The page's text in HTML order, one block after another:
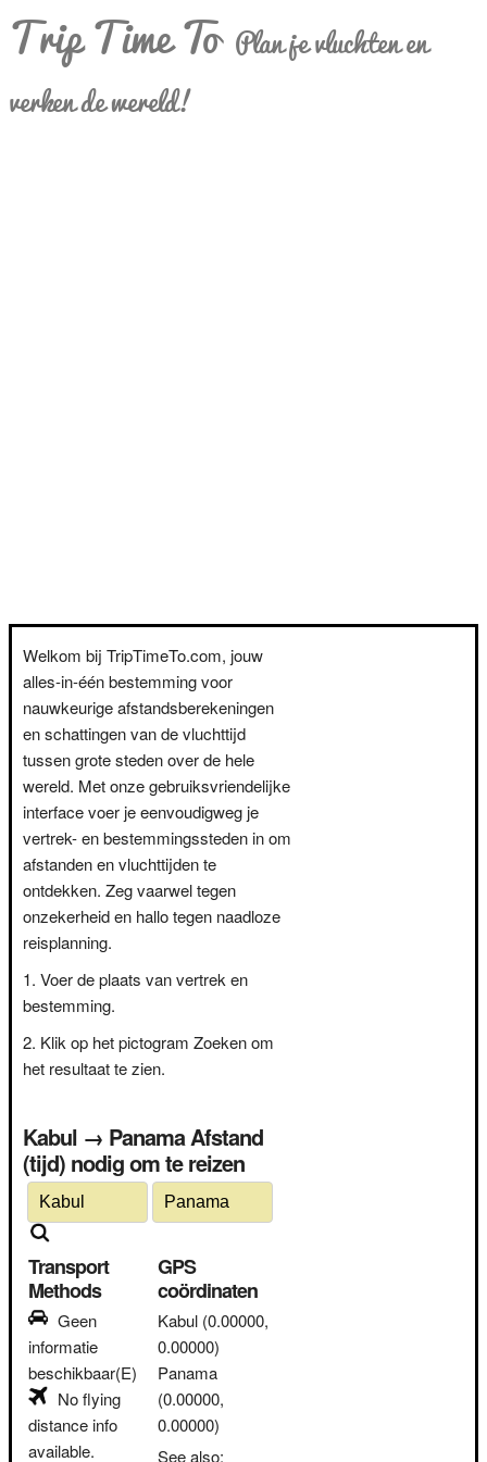
Trip Time To Plan je vluchten en
verken de wereld!
Welkom bij TripTimeTo.com, jouw
alles-in-één bestemming voor
nauwkeurige afstandsberekeningen
en schattingen van de vluchttijd
tussen grote steden over de hele
wereld. Met onze gebruiksvriendelijke
interface voer je eenvoudigweg je
vertrek- en bestemmingssteden in om
afstanden en vluchttijden te
ontdekken. Zeg vaarwel tegen
onzekerheid en hallo tegen naadloze
reisplanning.
Voer de plaats van vertrek en
bestemming.
Klik op het pictogram Zoeken om
het resultaat te zien.
Kabul → Panama Afstand
(tijd) nodig om te reizen
Transport
Methods
Geen
informatie
beschikbaar(E)
No flying
distance info
available.
GPS
coördinaten
Kabul (0.00000,
0.00000)
Panama
(0.00000,
0.00000)
See also: